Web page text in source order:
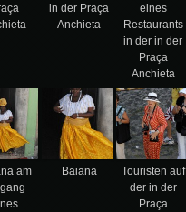
in der Praça
Anchieta
eines
Restaurants
in der in der
Praça
Anchieta
am
Baiana
Touristen auf
der in der
Praça